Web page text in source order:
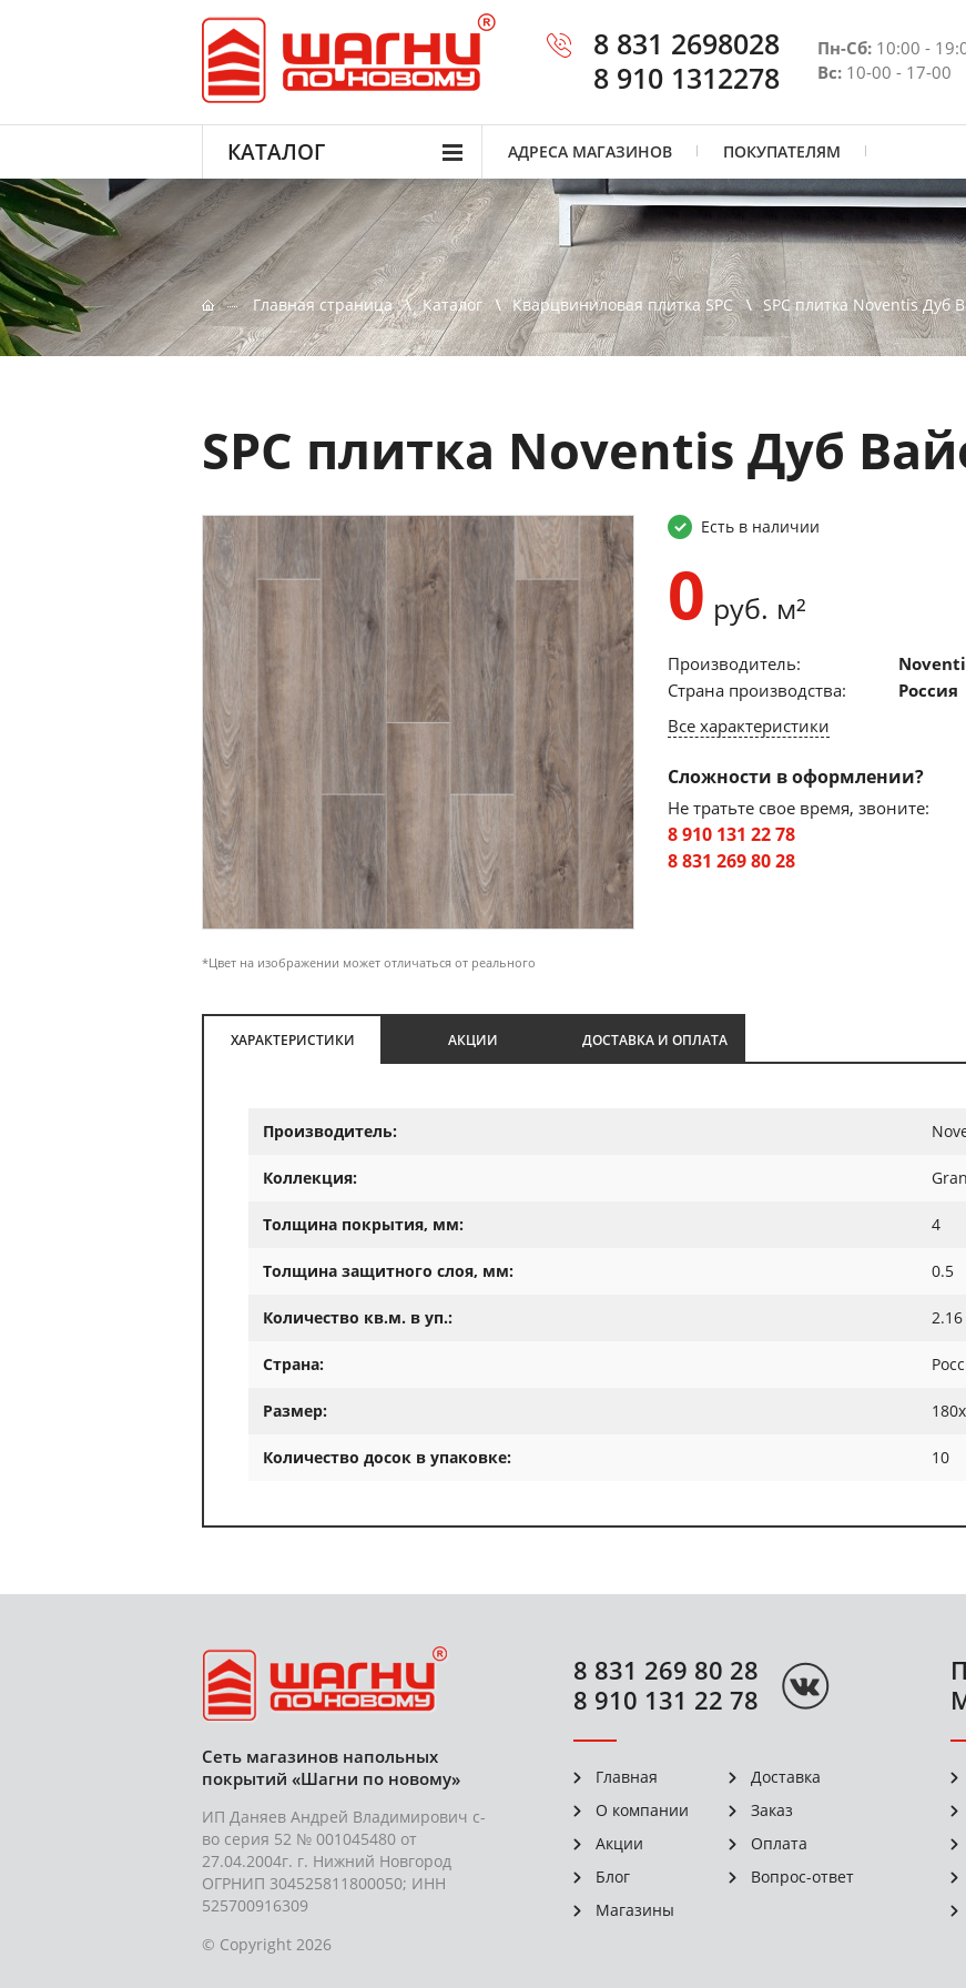
8 831 2698028
8 910 1312278
Пн-Сб: 10:00 -
Вс: 10-00 - 17-00
КАТАЛОГ АДРЕСА МАГАЗИНОВ ПОКУПАТЕЛЯМ
Главная страница Каталог Кварцвиниловая плитка SPC SPC плитка Noventis Дуб
SPC плитка Noventis Дуб
*Цвет на изображении может отличаться от реального
Есть в наличии
0 руб. м²
Производитель:
Страна производства:
Россия
Все характеристики
Сложности в оформлении?
Не тратьте свое время, звоните:
8 910 131 22 78
8 831 269 80 28
ХАРАКТЕРИСТИКИ АКЦИИ ДОСТАВКА И ОПЛАТА
Производитель:
Коллекция:
Толщина покрытия, мм: 4
Толщина защитного слоя, мм: 0.5
Количество кв.м. в уп.: 2.16
Страна:
Размер:
Количество досок в упаковке: 10
Сеть магазинов напольных
покрытий «Шагни по новому»
ИП Даняев Андрей Владимирович с-
во серия 52 № 001045480 от
27.04.2004г. г. Нижний Новгород
ОГРНИП 304525811800050; ИНН
525700916309
© Copyright 2026
8 831 269 80 28
8 910 131 22 78
Главная
О компании
Акции
Блог
Магазины
Доставка
Заказ
Оплата
Вопрос-ответ